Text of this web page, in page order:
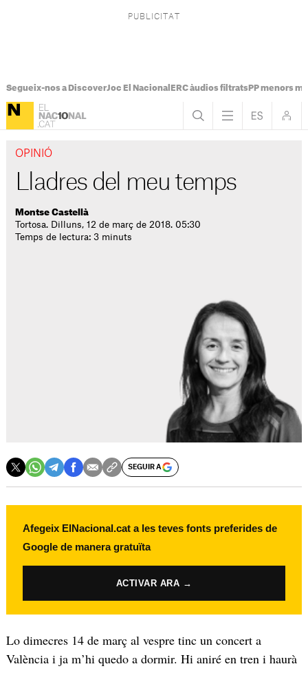
Segueix-nos a DiscoverJoc El Nacional ERC àudios filtratsPP menors
OPINIÓ
Lladres del meu temps
Montse Castellà
Tortosa. Dilluns, 12 de març de 2018. 05:30
Temps de lectura: 3 minuts
SEGUIR A
Afegeix ElNacional.cat a les teves fonts preferides de
Google de manera gratuïta
ACTIVAR ARA →
Lo dimecres 14 de març al vespre tinc un concert a
València i ja m’hi quedo a dormir. Hi aniré en tren i haurà